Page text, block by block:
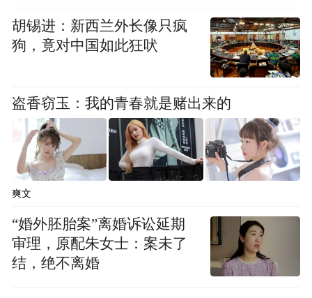
美育是城市文明的灵魂，是美好生活的底
色。本次活动深入贯彻落实《烟台市实施全
民美育工程三年行动方案》部署要求，以美
育为纽带，串联起传统文化与现代生活、艺
术展演与群众参与、文旅融合与便民利民，
不仅丰富了“五一”假期群众的文化生活，更
推动美育融入城市血脉、走进千家万户，有
效提升市民的文化获得感、幸福感与认同
感。
胡锡进：新西兰外长像只疯
狗，竟对中国如此狂吠
盗香窃玉：我的青春就是赌出来的
爽文
“婚外胚胎案”离婚诉讼延期
审理，原配朱女士：案未了
结，绝不离婚